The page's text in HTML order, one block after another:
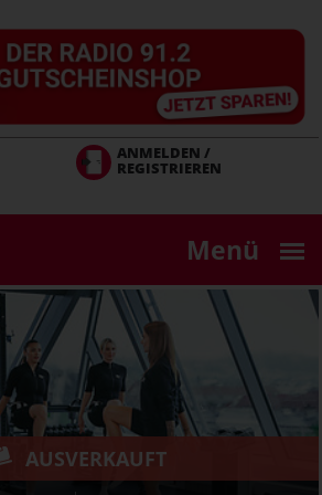
ANMELDEN /
REGISTRIEREN
Menü
AUSVERKAUFT